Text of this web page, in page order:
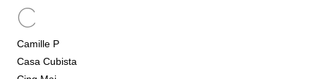
C
Camille P
Casa Cubista